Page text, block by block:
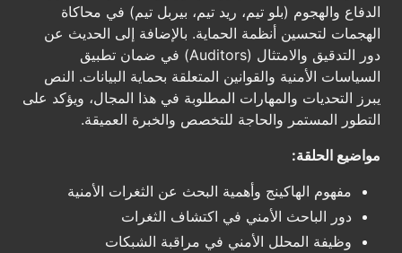
الدفاع والهجوم (بلو تيم، ريد تيم، بيربل تيم) في محاكاة
الهجمات لتحسين أنظمة الحماية. بالإضافة إلى الحديث عن
دور التدقيق والامتثال (Auditors) في ضمان تطبيق
السياسات الأمنية والقوانين المتعلقة بحماية البيانات. النص
يبرز التحديات والمهارات المطلوبة في هذا المجال، ويؤكد على
التطور المستمر والحاجة للتخصص والخبرة العميقة.
مواضيع الحلقة:
مفهوم الهاكينج وأهمية البحث عن الثغرات الأمنية
دور الباحث الأمني في اكتشاف الثغرات
وظيفة المحلل الأمني في مراقبة الشبكات